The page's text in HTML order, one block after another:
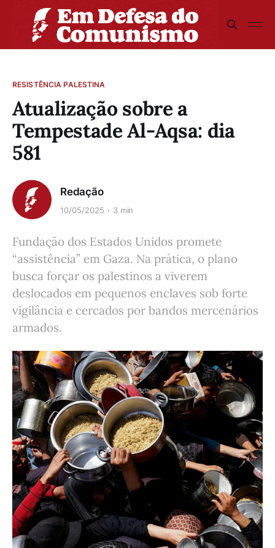
RESISTÊNCIA PALESTINA
Atualização sobre a
Tempestade Al-Aqsa: dia
581
Redação
10/05/2025 3 min
Fundação dos Estados Unidos promete
“assistência” em Gaza. Na prática, o plano
busca forçar os palestinos a viverem
deslocados em pequenos enclaves sob forte
vigilância e cercados por bandos mercenários
armados.